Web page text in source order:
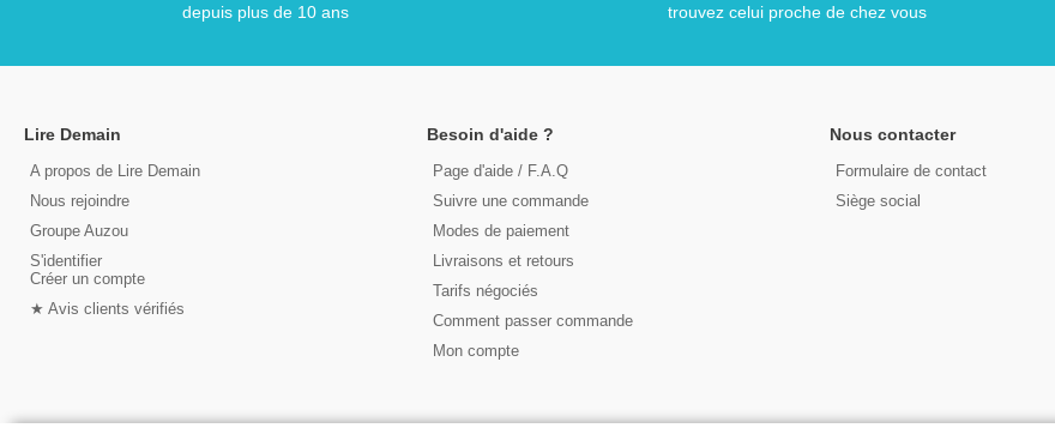
depuis plus de 10 ans
trouvez celui proche de chez vous
Lire Demain
A propos de Lire Demain
Nous rejoindre
Groupe Auzou
S'identifier
Créer un compte
★ Avis clients vérifiés
Besoin d'aide ?
Page d'aide / F.A.Q
Suivre une commande
Modes de paiement
Livraisons et retours
Tarifs négociés
Comment passer commande
Mon compte
Nous contacter
Formulaire de contact
Siège social